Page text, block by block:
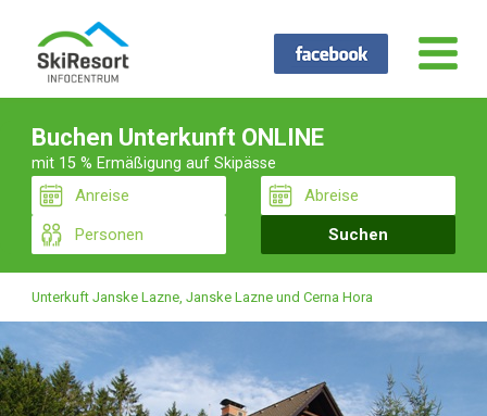
Buchen Unterkunft ONLINE
mit 15 % Ermäßigung auf Skipässe
Unterkuft Janske Lazne, Janske Lazne und Cerna Hora